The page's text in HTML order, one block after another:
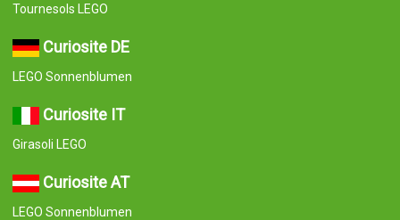
Tournesols LEGO
Curiosite DE
LEGO Sonnenblumen
Curiosite IT
Girasoli LEGO
Curiosite AT
LEGO Sonnenblumen